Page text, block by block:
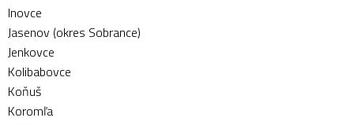
Inovce
Jasenov (okres Sobrance)
Jenkovce
Kolibabovce
Koňuš
Koromľa